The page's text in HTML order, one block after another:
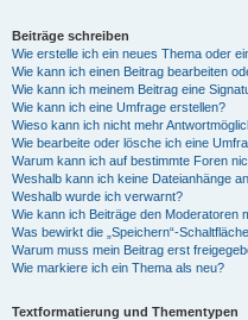
Beiträge schreiben
Wie erstelle ich ein neues Thema oder
Wie kann ich einen Beitrag bearbeiten
Wie kann ich meinem Beitrag eine
Wie kann ich eine Umfrage erstellen?
Wieso kann ich nicht mehr
Wie bearbeite oder lösche ich eine
Warum kann ich auf bestimmte Foren
Weshalb kann ich keine Dateianhänge
Weshalb wurde ich verwarnt?
Wie kann ich Beiträge den Moderatoren
Was bewirkt die „Speichern“-
Warum muss mein Beitrag erst
Wie markiere ich ein Thema als neu?
Textformatierung und Thementypen